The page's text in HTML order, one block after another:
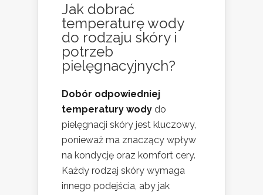
Jak dobrać
temperaturę wody
do rodzaju skóry i
potrzeb
pielęgnacyjnych?
Dobór odpowiedniej
temperatury wody do
pielęgnacji skóry jest kluczowy,
ponieważ ma znaczący wpływ
na kondycję oraz komfort cery.
Każdy rodzaj skóry wymaga
innego podejścia, aby jak